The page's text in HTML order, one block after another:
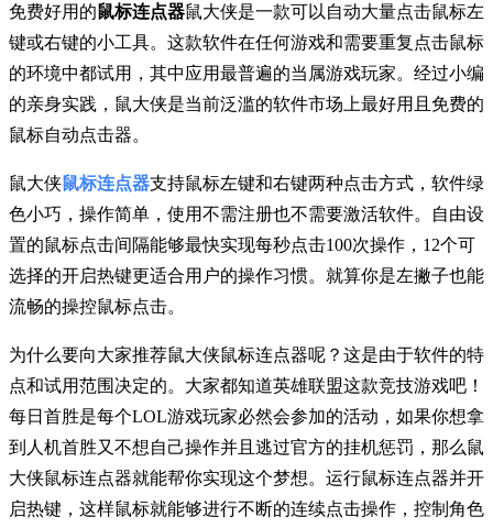
免费好用的鼠标连点器鼠大侠是一款可以自动大量点击鼠标左
键或右键的小工具。这款软件在任何游戏和需要重复点击鼠标
的环境中都试用，其中应用最普遍的当属游戏玩家。经过小编
的亲身实践，鼠大侠是当前泛滥的软件市场上最好用且免费的
鼠标自动点击器。
鼠大侠鼠标连点器支持鼠标左键和右键两种点击方式，软件绿
色小巧，操作简单，使用不需注册也不需要激活软件。自由设
置的鼠标点击间隔能够最快实现每秒点击100次操作，12个可
选择的开启热键更适合用户的操作习惯。就算你是左撇子也能
流畅的操控鼠标点击。
为什么要向大家推荐鼠大侠鼠标连点器呢？这是由于软件的特
点和试用范围决定的。大家都知道英雄联盟这款竞技游戏吧！
每日首胜是每个LOL游戏玩家必然会参加的活动，如果你想拿
到人机首胜又不想自己操作并且逃过官方的挂机惩罚，那么鼠
大侠鼠标连点器就能帮你实现这个梦想。运行鼠标连点器并开
启热键，这样鼠标就能够进行不断的连续点击操作，控制角色